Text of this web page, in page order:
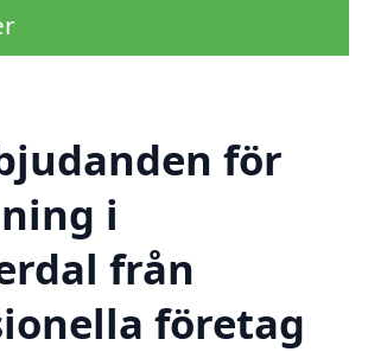
för
i
från
företag